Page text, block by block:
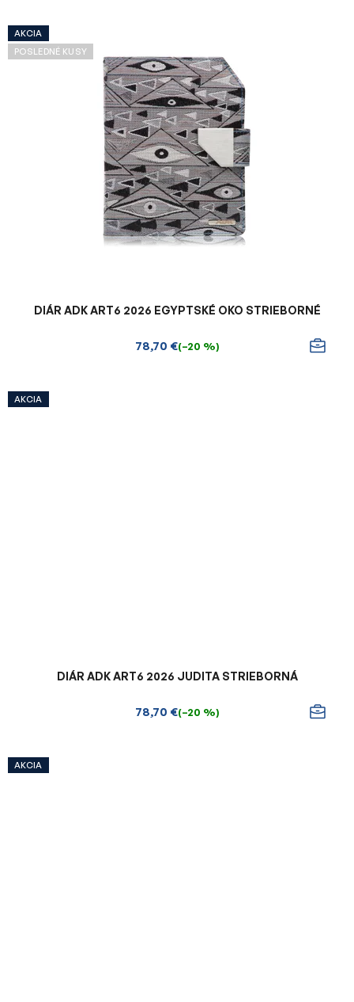
AKCIA
POSLEDNÉ KUSY
DIÁR ADK ART6 2026 EGYPTSKÉ OKO STRIEBORNÉ
78,70 €(–20 %)
AKCIA
DIÁR ADK ART6 2026 JUDITA STRIEBORNÁ
78,70 €(–20 %)
AKCIA